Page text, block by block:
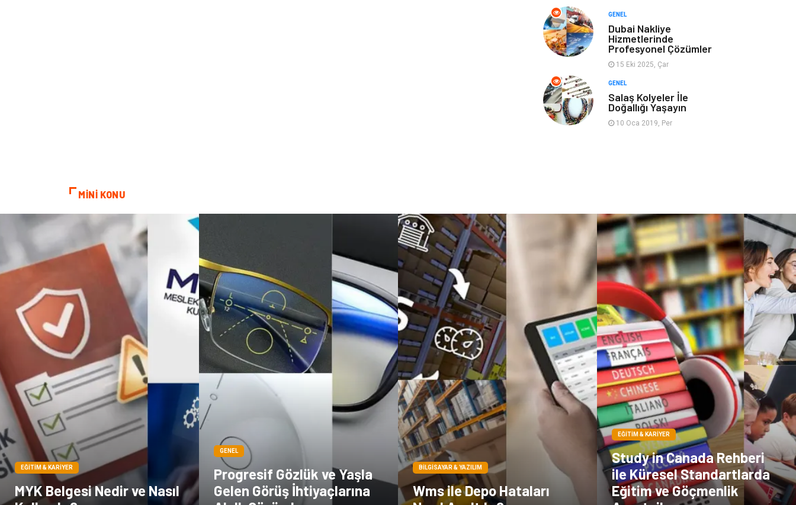
Mobilya göz sağlığı
Astroloji Sigorta
Cam
Bebek Giyim Veteriner
GENEL
Dubai Nakliye
Hizmetlerinde
Profesyonel Çözümler
15 Eki 2025, Çar
GENEL
Salaş Kolyeler İle
Doğallığı Yaşayın
10 Oca 2019, Per
MİNİ KONU
EĞITIM & KARIYER
MYK Belgesi Nedir ve Nasıl
GENEL
Progresif Gözlük ve Yaşla
Gelen Görüş İhtiyaçlarına
BILGISAYAR & YAZILIM
Wms ile Depo Hataları
EĞITIM & KARIYER
Study in Canada Rehberi
ile Küresel Standartlarda
Eğitim ve Göçmenlik